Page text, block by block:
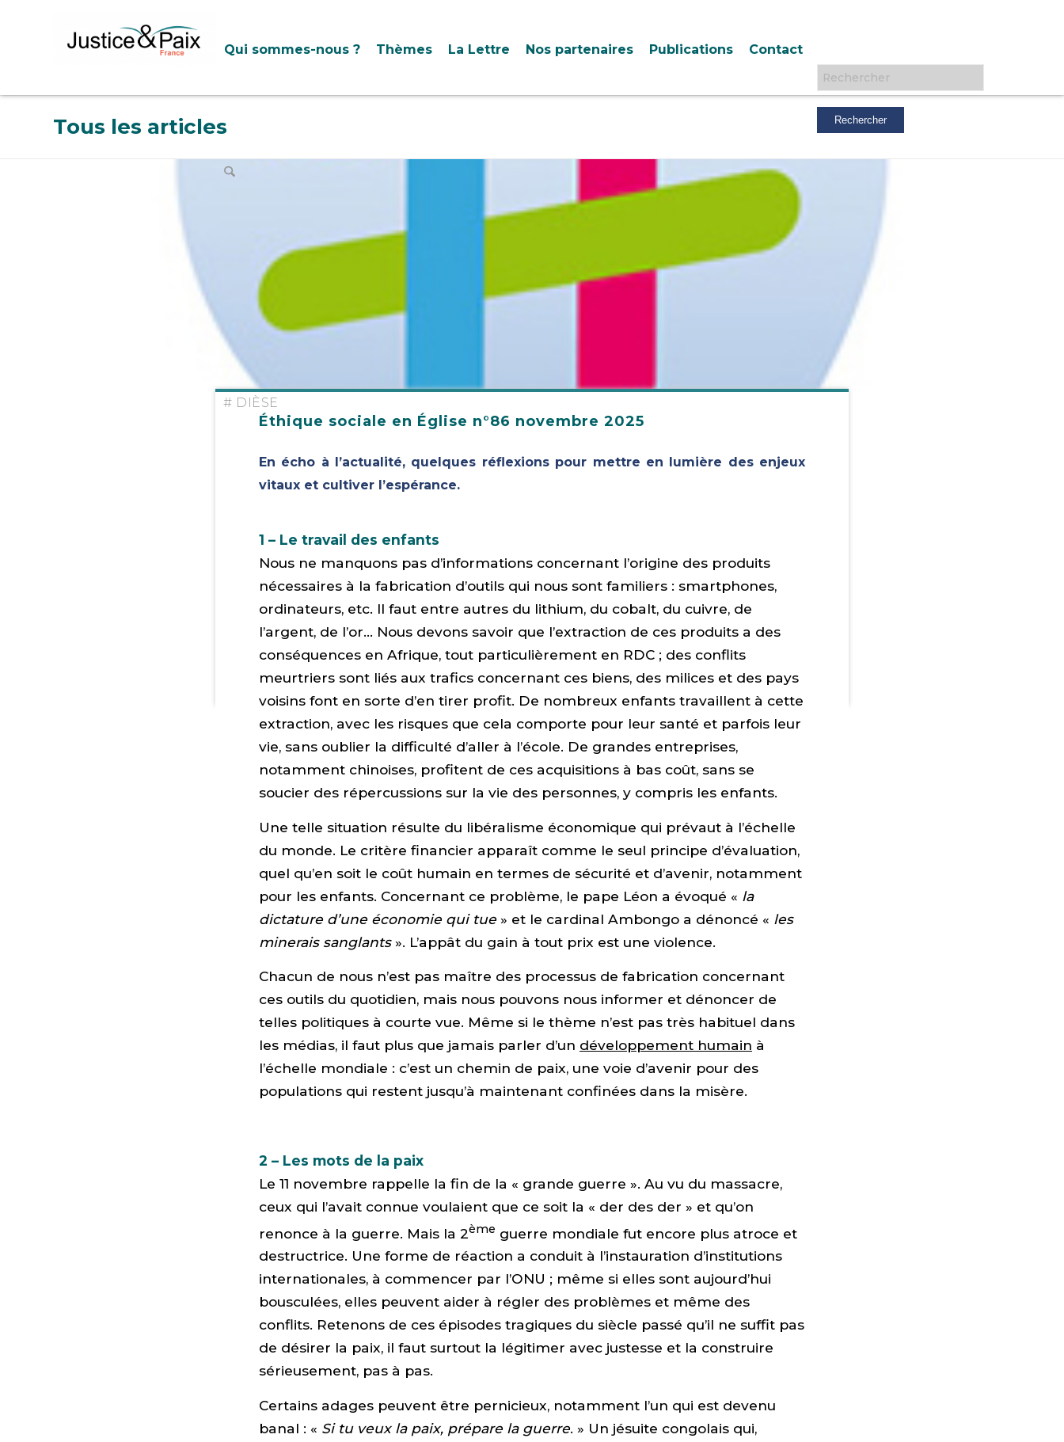
Qui sommes-nous ? Thèmes La Lettre Nos partenaires Publications Contact
Rechercher :
Tous les articles
Éthique sociale en Église n°86 novembre 2025
# DIÈSE
En écho à l’actualité, quelques réflexions pour mettre en lumière des enjeux
vitaux et cultiver l’espérance.
1 – Le travail des enfants
Nous ne manquons pas d’informations concernant l’origine des produits
nécessaires à la fabrication d’outils qui nous sont familiers : smartphones,
ordinateurs, etc. Il faut entre autres du lithium, du cobalt, du cuivre, de
l’argent, de l’or… Nous devons savoir que l’extraction de ces produits a des
conséquences en Afrique, tout particulièrement en RDC ; des conflits
meurtriers sont liés aux trafics concernant ces biens, des milices et des pays
voisins font en sorte d’en tirer profit. De nombreux enfants travaillent à cette
extraction, avec les risques que cela comporte pour leur santé et parfois leur
vie, sans oublier la difficulté d’aller à l’école. De grandes entreprises,
notamment chinoises, profitent de ces acquisitions à bas coût, sans se
soucier des répercussions sur la vie des personnes, y compris les enfants.
Une telle situation résulte du libéralisme économique qui prévaut à l’échelle
du monde. Le critère financier apparaît comme le seul principe d’évaluation,
quel qu’en soit le coût humain en termes de sécurité et d’avenir, notamment
pour les enfants. Concernant ce problème, le pape Léon a évoqué « la
dictature d’une économie qui tue» et le cardinal Ambongo a dénoncé « les
minerais sanglants». L’appât du gain à tout prix est une violence.
Chacun de nous n’est pas maître des processus de fabrication concernant
ces outils du quotidien, mais nous pouvons nous informer et dénoncer de
telles politiques à courte vue. Même si le thème n’est pas très habituel dans
les médias, il faut plus que jamais parler d’un développement humain à
l’échelle mondiale : c’est un chemin de paix, une voie d’avenir pour des
populations qui restent jusqu’à maintenant confinées dans la misère.
2 – Les mots de la paix
Le 11 novembre rappelle la fin de la « grande guerre ». Au vu du massacre,
ceux qui l’avait connue voulaient que ce soit la « der des der » et qu’on
renonce à la guerre. Mais la 2ème guerre mondiale fut encore plus atroce et
destructrice. Une forme de réaction a conduit à l’instauration d’institutions
internationales, à commencer par l’ONU ; même si elles sont aujourd’hui
bousculées, elles peuvent aider à régler des problèmes et même des
conflits. Retenons de ces épisodes tragiques du siècle passé qu’il ne suffit pas
de désirer la paix, il faut surtout la légitimer avec justesse et la construire
sérieusement, pas à pas.
Certains adages peuvent être pernicieux, notamment l’un qui est devenu
banal : « Si tu veux la paix, prépare la guerre. » Un jésuite congolais qui,